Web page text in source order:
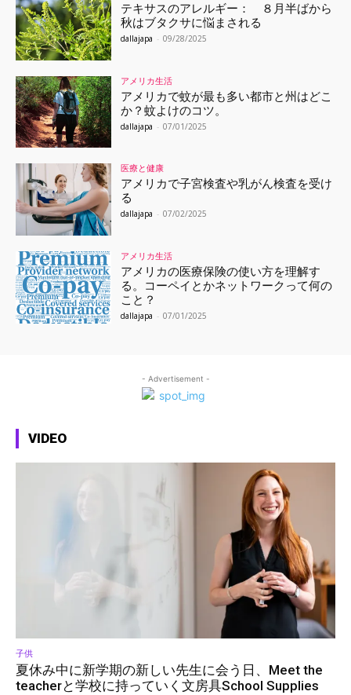
テキサスのアレルギー： ８月半ばから
秋はブタクサに悩まされる
dallajapa - 09/28/2025
アメリカ生活
アメリカで蚊が最も多い都市と州はどこ
か？蚊よけのコツ。
dallajapa - 07/01/2025
医療と健康
アメリカで子宮検査や乳がん検査を受け
る
dallajapa - 07/02/2025
アメリカ生活
アメリカの医療保険の使い方を理解す
る。コーペイとかネットワークって何の
こと？
dallajapa - 07/01/2025
- Advertisement -
VIDEO
子供
夏休み中に新学期の新しい先生に会う日、Meet the
teacherと学校に持っていく文房具School Supplies